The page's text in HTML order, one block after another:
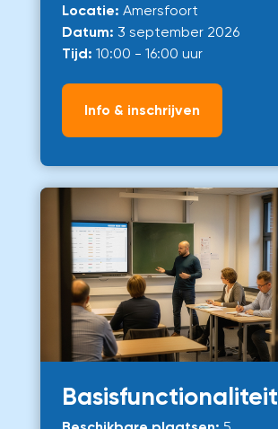
Locatie: Amersfoort
Datum: 3 september 2026
Tijd: 10:00 - 16:00 uur
Info & inschrijven
Basisfunctionaliteit